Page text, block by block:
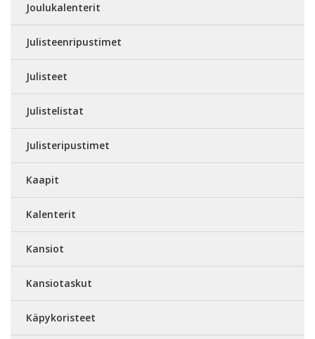
Joulukalenterit
Julisteenripustimet
Julisteet
Julistelistat
Julisteripustimet
Kaapit
Kalenterit
Kansiot
Kansiotaskut
Käpykoristeet